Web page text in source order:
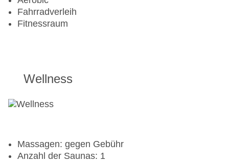
Fahrradverleih
Fitnessraum
Wellness
Massagen: gegen Gebühr
Anzahl der Saunas: 1